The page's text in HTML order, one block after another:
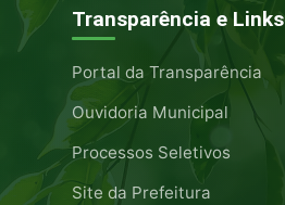
Transparência e Links
Portal da Transparência
Ouvidoria Municipal
Processos Seletivos
Site da Prefeitura